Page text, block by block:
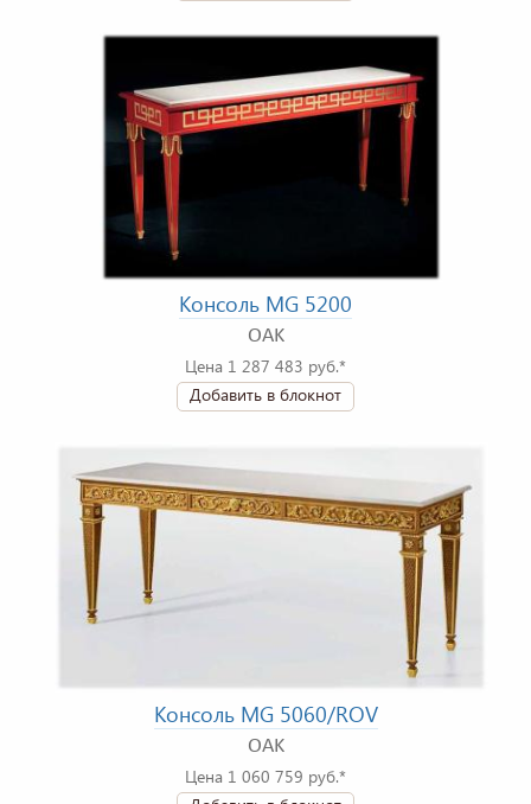
Консоль MG 5200
OAK
Цена 1 287 483 руб.*
Добавить в блокнот
Консоль MG 5060/ROV
OAK
Цена 1 060 759 руб.*